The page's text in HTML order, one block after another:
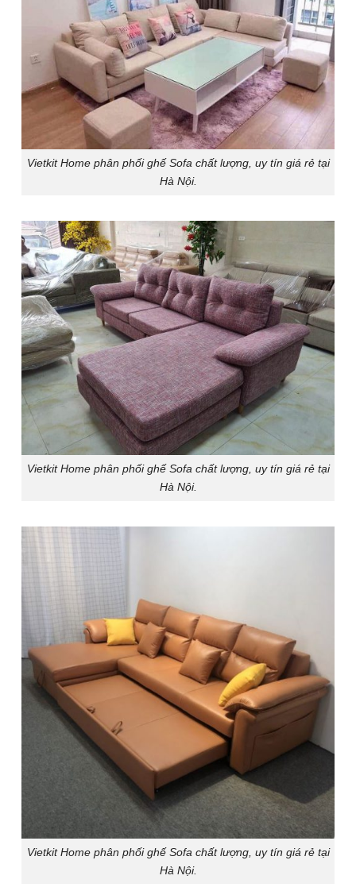
Vietkit Home phân phối ghế Sofa chất lượng, uy tín giá rẻ tại
Hà Nội.
Vietkit Home phân phối ghế Sofa chất lượng, uy tín giá rẻ tại
Hà Nội.
Vietkit Home phân phối ghế Sofa chất lượng, uy tín giá rẻ tại
Hà Nội.